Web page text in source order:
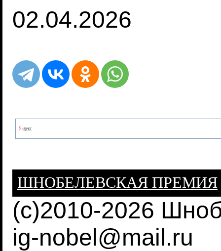
02.04.2026
ШНОБЕЛЕВСКАЯ ПРЕМИЯ
(c)2010-2026
ig-nobel@mail.ru